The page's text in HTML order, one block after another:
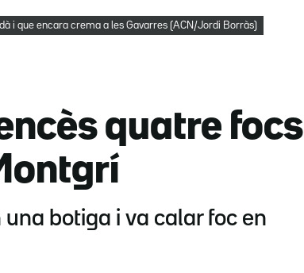
i que encara crema a les Gavarres (ACN/Jordi Borràs)
quatre focs
botiga i va calar foc en